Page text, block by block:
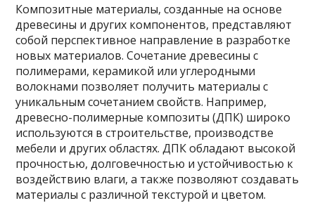
Композитные материалы, созданные на основе
древесины и других компонентов, представляют
собой перспективное направление в разработке
новых материалов. Сочетание древесины с
полимерами, керамикой или углеродными
волокнами позволяет получить материалы с
уникальным сочетанием свойств. Например,
древесно-полимерные композиты (ДПК) широко
используются в строительстве, производстве
мебели и других областях. ДПК обладают высокой
прочностью, долговечностью и устойчивостью к
воздействию влаги, а также позволяют создавать
материалы с различной текстурой и цветом.